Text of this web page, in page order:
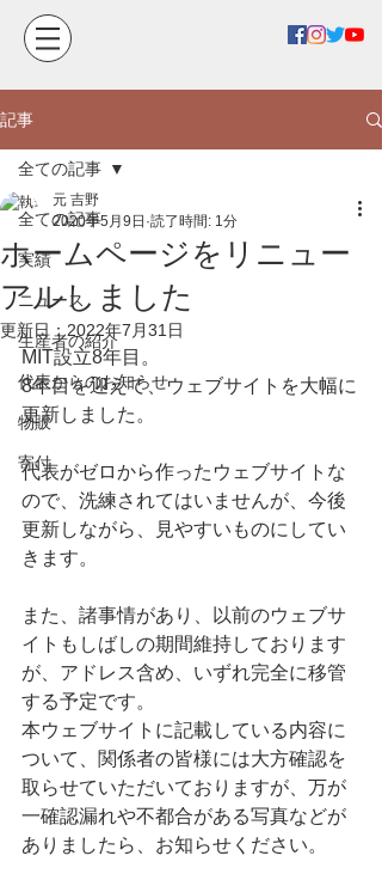
記事
全ての記事
実績
ニュース
生産者の紹介
代表からのお知らせ
物販
寄付
全ての記事
ホームページをリニュー
アルしました
元 吉野
2020年5月9日 読了時間: 1分
更新日：2022年7月31日
MIT設立8年目。
8年目を迎えて、ウェブサイトを大幅に
更新しました。
代表がゼロから作ったウェブサイトな
ので、洗練されてはいませんが、今後
更新しながら、見やすいものにしてい
きます。
また、諸事情があり、以前のウェブサ
イトもしばしの期間維持しております
が、アドレス含め、いずれ完全に移管
する予定です。
本ウェブサイトに記載している内容に
ついて、関係者の皆様には大方確認を
取らせていただいておりますが、万が
一確認漏れや不都合がある写真などが
ありましたら、お知らせください。